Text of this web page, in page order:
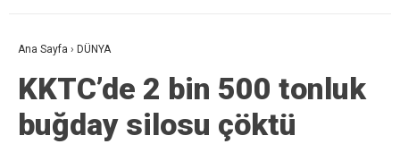
Ana Sayfa › DÜNYA
KKTC’de 2 bin 500 tonluk
buğday silosu çöktü